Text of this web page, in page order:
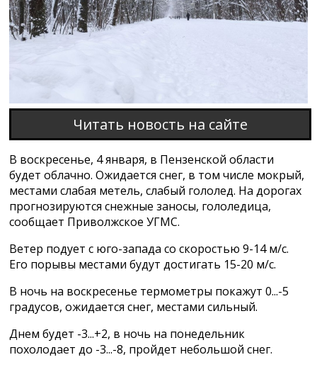
Читать новость на сайте
В воскресенье, 4 января, в Пензенской области
будет облачно. Ожидается снег, в том числе мокрый,
местами слабая метель, слабый гололед. На дорогах
прогнозируются снежные заносы, гололедица,
сообщает Приволжское УГМС.
Ветер подует с юго-запада со скоростью 9-14 м/с.
Его порывы местами будут достигать 15-20 м/с.
В ночь на воскресенье термометры покажут 0...-5
градусов, ожидается снег, местами сильный.
Днем будет -3...+2, в ночь на понедельник
похолодает до -3...-8, пройдет небольшой снег.